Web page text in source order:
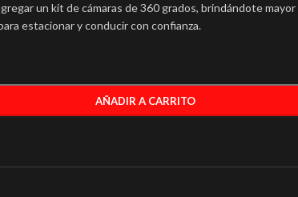
un kit de cámaras de 360 grados, brindándote
estacionar y conducir con confianza.
AÑADIR A CARRITO